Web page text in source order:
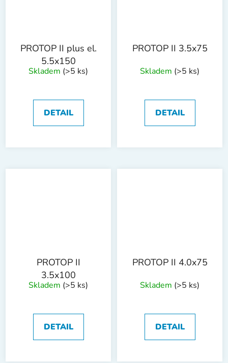
PROTOP II plus el.
5.5x150
Skladem (>5 ks)
DETAIL
PROTOP II 3.5x75
Skladem (>5 ks)
DETAIL
PROTOP II
3.5x100
Skladem (>5 ks)
DETAIL
PROTOP II 4.0x75
Skladem (>5 ks)
DETAIL